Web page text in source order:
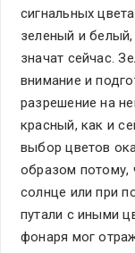
сигнальных
зеленый и
значат сейчас.
внимание и
разрешение на
красный, как и
выбор цветов
образом потому,
солнце или при
путали с иными
фонаря мог